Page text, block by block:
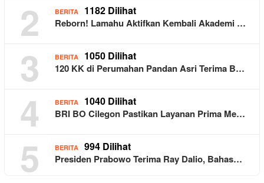
2 BERITA 1182 Dilihat
Reborn! Lamahu Aktifkan Kembali Akademi …
3 BERITA 1050 Dilihat
120 KK di Perumahan Pandan Asri Terima B…
4 BERITA 1040 Dilihat
BRI BO Cilegon Pastikan Layanan Prima Me…
5 BERITA 994 Dilihat
Presiden Prabowo Terima Ray Dalio, Bahas…